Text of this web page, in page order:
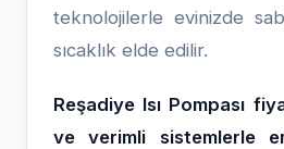
teknolojilerle evinizde
sıcaklık elde edilir.
Reşadiye Isı Pompası
ve verimli sistemlerle